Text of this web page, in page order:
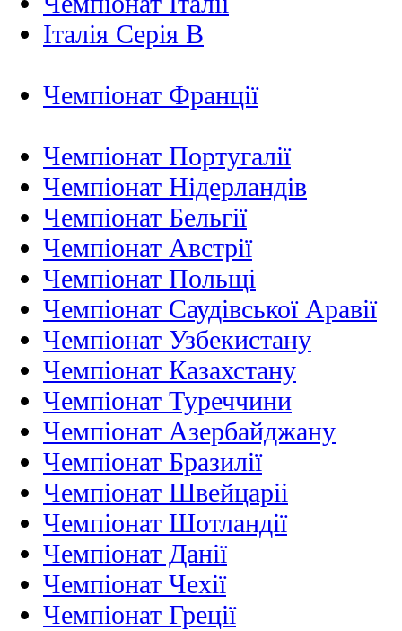
Італія Серія B
Чемпіонат Франції
Чемпіонат Португалії
Чемпіонат Нідерландiв
Чемпіонат Бельгії
Чемпіонат Австрії
Чемпіонат Польщі
Чемпіонат Саудівської Аравії
Чемпіонат Узбекистану
Чемпіонат Казахстану
Чемпіонат Туреччини
Чемпіонат Азербайджану
Чемпіонат Бразилії
Чемпіонат Швейцаріі
Чемпіонат Шотландії
Чемпіонат Данії
Чемпіонат Чехії
Чемпіонат Греції